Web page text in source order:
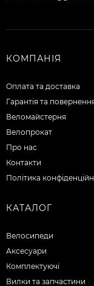
КОМПАНІЯ
Оплата та доставка
Гарантія та
Веломайстерня
Велопрокат
Про нас
Контакти
Політика
КАТАЛОГ
Велосипеди
Аксесуари
Комплектуючі
Вилки та запчастини